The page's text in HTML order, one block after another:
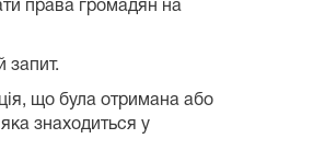
права громадян на
запит.
що була отримана або
знаходиться у